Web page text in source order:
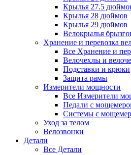
Крылья 27.5
Крылья 28 дюймов
Крылья 29 дюймов
Велокрылья
Хранение и перевозка
Все Хранение и
Велочехлы и
Подставки и крюки
Защита рамы
Измерители мощности
Все Измерители
Педали с
Системы с
Уход за телом
Велозвонки
Детали
Все Детали